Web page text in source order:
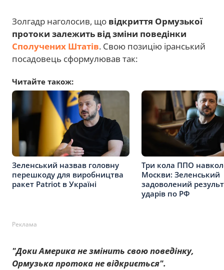
Золгадр наголосив, що відкриття Ормузької
протоки залежить від зміни поведінки
Сполучених Штатів. Свою позицію іранський
посадовець сформулював так:
Читайте також:
Зеленський назвав головну
перешкоду для виробництва
ракет Patriot в Україні
Три кола ППО
Москви: Зеленський
задоволений
ударів по РФ
Реклама
"Доки Америка не змінить свою поведінку,
Ормузька протока не відкриється".